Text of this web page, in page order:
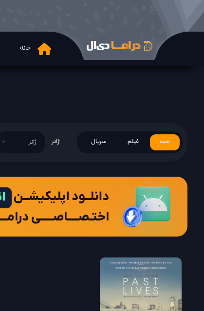
خانه
همه فیلم سریال ژانر ژانر